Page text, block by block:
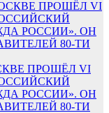
ПРОШЁЛ VI
РОССИИ». ОН
80-ТИ